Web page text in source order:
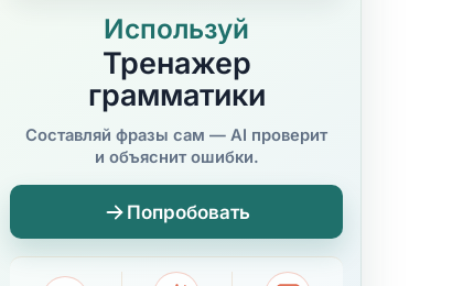
Используй
Тренажер
грамматики
Составляй фразы сам — AI проверит
и объяснит ошибки.
Попробовать